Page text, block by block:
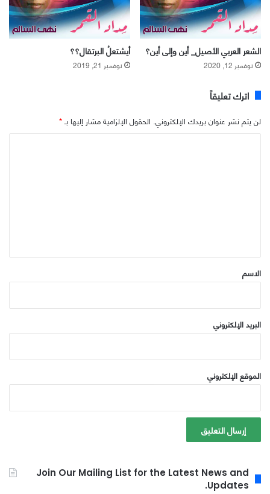
الشعر العربي الأصيل_ أين وإلى أين؟
نوفمبر 12, 2020
أيشتعلُ البرتقال؟؟
نوفمبر 21, 2019
اترك تعليقاً
لن يتم نشر عنوان بريدك الإلكتروني. الحقول الإلزامية مشار إليها بـ*
*
الاسم
البريد الإلكتروني
الموقع الإلكتروني
Join Our Mailing List for the Latest News and
Updates.